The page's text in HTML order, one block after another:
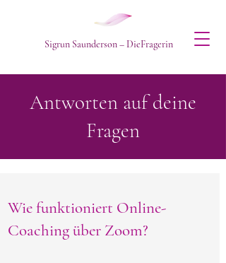
Sigrun Saunderson – DieFragerin
Antworten auf deine
Fragen
Wie funktioniert Online-
Coaching über Zoom?